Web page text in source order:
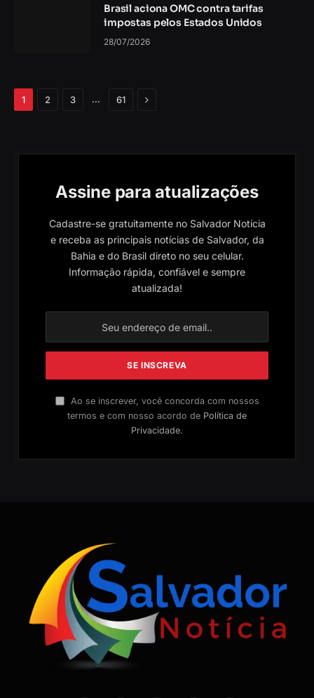
Brasil aciona OMC contra tarifas
impostas pelos Estados Unidos
28/07/2026
1 2 3 … 61 Próximo
Assine para atualizações
Cadastre-se gratuitamente no Salvador Notícia
e receba as principais notícias de Salvador, da
Bahia e do Brasil direto no seu celular.
Informação rápida, confiável e sempre
atualizada!
Ao se inscrever, você concorda com nossos
termos e com nosso acordo de Política de
Privacidade.